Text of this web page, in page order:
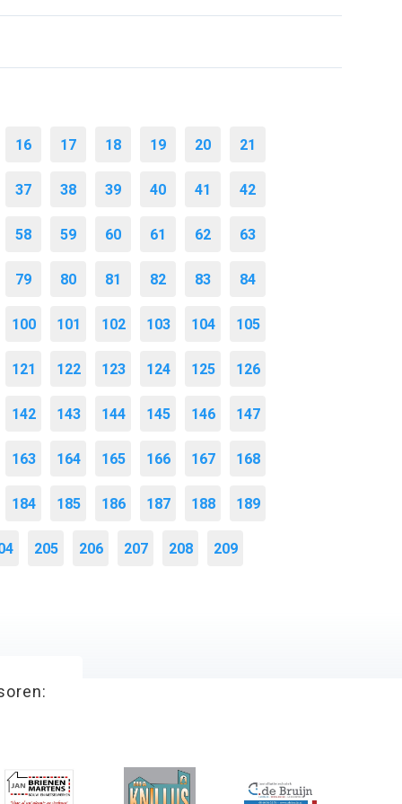
16 17 18 19 20 21
37 38 39 40 41 42
58 59 60 61 62 63
79 80 81 82 83 84
100 101 102 103 104 105
121 122 123 124 125 126
142 143 144 145 146 147
163 164 165 166 167 168
184 185 186 187 188 189
205 206 207 208 209